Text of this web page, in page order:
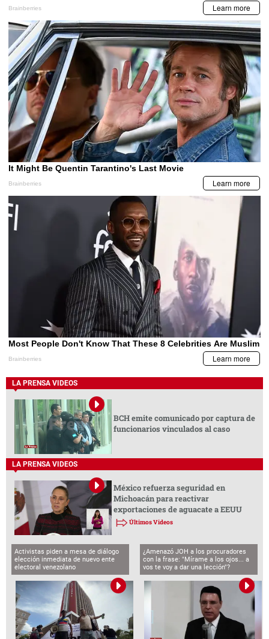
LA PRENSA VIDEOS
BCH emite comunicado por captura de
funcionarios vinculados al caso
LA PRENSA VIDEOS
México refuerza seguridad en
Michoacán para reactivar
exportaciones de aguacate a EEUU
Últimos Videos
Activistas piden a mesa de diálogo
elección inmediata de nuevo ente
electoral venezolano
¿Amenazó JOH a los procuradores
con la frase: "Mírame a los ojos... a
vos te voy a dar una lección"?